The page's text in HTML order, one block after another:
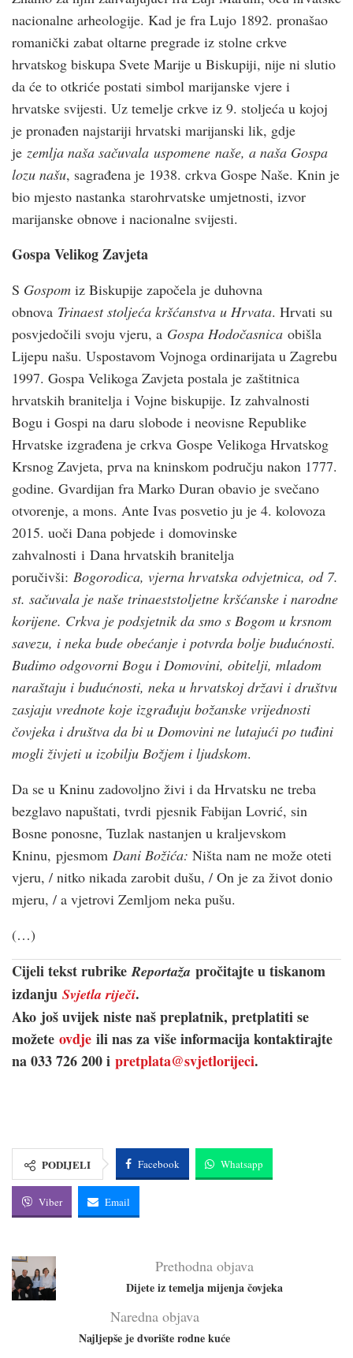
nacionalne arheologije. Kad je fra Lujo 1892. pronašao
romanički zabat oltarne pregrade iz stolne crkve
hrvatskog biskupa Svete Marije u Biskupiji, nije ni slutio
da će to otkriće postati simbol marijanske vjere i
hrvatske svijesti. Uz temelje crkve iz 9. stoljeća u kojoj
je pronađen najstariji hrvatski marijanski lik, gdje
je zemlja naša sačuvala uspomene naše, a naša Gospa
lozu našu, sagrađena je 1938. crkva Gospe Naše. Knin je
bio mjesto nastanka starohrvatske umjetnosti, izvor
marijanske obnove i nacionalne svijesti.
Gospa Velikog Zavjeta
S Gospom iz Biskupije započela je duhovna
obnova Trinaest stoljeća kršćanstva u Hrvata. Hrvati su
posvjedočili svoju vjeru, a Gospa Hodočasnica obišla
Lijepu našu. Uspostavom Vojnoga ordinarijata u Zagrebu
1997. Gospa Velikoga Zavjeta postala je zaštitnica
hrvatskih branitelja i Vojne biskupije. Iz zahvalnosti
Bogu i Gospi na daru slobode i neovisne Republike
Hrvatske izgrađena je crkva Gospe Velikoga Hrvatskog
Krsnog Zavjeta, prva na kninskom području nakon 1777.
godine. Gvardijan fra Marko Duran obavio je svečano
otvorenje, a mons. Ante Ivas posvetio ju je 4. kolovoza
2015. uoči Dana pobjede i domovinske
zahvalnosti i Dana hrvatskih branitelja
poručivši: Bogorodica, vjerna hrvatska odvjetnica, od 7.
st. sačuvala je naše trinaeststoljetne kršćanske i narodne
korijene. Crkva je podsjetnik da smo s Bogom u krsnom
savezu, i neka bude obećanje i potvrda bolje budućnosti.
Budimo odgovorni Bogu i Domovini, obitelji, mladom
naraštaju i budućnosti, neka u hrvatskoj državi i društvu
zasjaju vrednote koje izgrađuju božanske vrijednosti
čovjeka i društva da bi u Domovini ne lutajući po tuđini
mogli živjeti u izobilju Božjem i ljudskom.
Da se u Kninu zadovoljno živi i da Hrvatsku ne treba
bezglavo napuštati, tvrdi pjesnik Fabijan Lovrić, sin
Bosne ponosne, Tuzlak nastanjen u kraljevskom
Kninu, pjesmom Dani Božića: Ništa nam ne može oteti
vjeru, / nitko nikada zarobit dušu, / On je za život donio
mjeru, / a vjetrovi Zemljom neka pušu.
(…)
Cijeli tekst rubrikeReportaža pročitajte u tiskanom
izdanju Svjetla riječi.
Ako još uvijek niste naš preplatnik, pretplatiti se
možete ovdje ili nas za više informacija kontaktirajte
na 033 726 200 i pretplata@svjetlorijeci.
PODIJELI Facebook Whatsapp
Viber Email
Prethodna objava
Dijete iz temelja mijenja čovjeka
Naredna objava
Najljepše je dvorište rodne kuće